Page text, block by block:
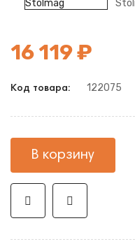
16 119 ₽
Код товара: 122075
В корзину